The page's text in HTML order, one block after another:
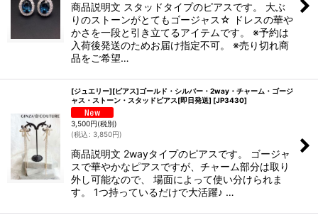
商品説明文 スタッドタイプのピアスです。 大ぶ
りのストーンがとてもゴージャス☆ ドレスの華や
かさを一段と引き立てるアイテムです。 ※予約は
入荷後発送のためお届け指定不可。 ※売り切れ商
品をご希望…
[ジュエリー][ピアス]ゴールド・シルバー・2way・チャーム・ゴージ
ャス・ストーン・スタッドピアス[即日発送] [JP3430]
3,500円(税別)
(税込 : 3,850円)
商品説明文 2wayタイプのピアスです。 ゴージャ
スで華やかなピアスですが、チャーム部分は取り
外し可能なので、 場面によって使い分けられま
す。 1つ持っているだけで大活躍♪ …